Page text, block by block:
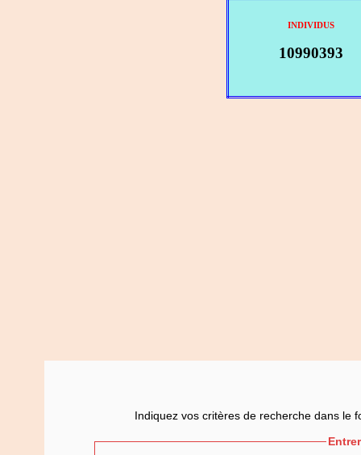
INDIVIDUS
10990393
Indiquez vos critères de recherche dans le